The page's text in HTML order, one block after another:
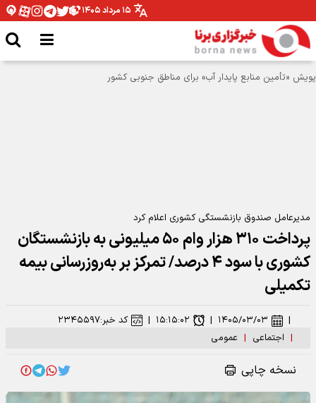
۱۵ مرداد ۱۴۰۵
مدیرعامل صندوق بازنشستگی کشوری اعلام کرد
پرداخت ۳۱۰ هزار وام ۵۰ میلیونی به بازنشستگان
کشوری با سود ۴ درصد/ تمرکز بر به‌روزرسانی بیمه
تکمیلی
| اجتماعی | عمومی
| ۱۴۰۵/۰۳/۰۳ | ۱۵:۱۵:۰۲ | کد خبر:۲۳۴۵۵۹۷
نسخه چاپی